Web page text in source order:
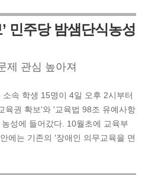
민주당 밤샘단식농성
제 관심 높아져
소속 학생 15명이 4일 오후 2시부터
육권 확보'와 '교육법 98조 유예사항
성에 들어갔다. 10월초에 교육부
에는 기존의 '장애인 의무교육을 면